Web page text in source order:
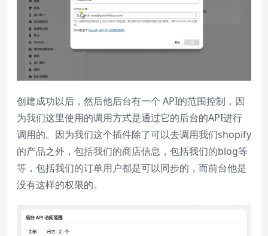
创建成功以后，然后他后台有一个 API的范围控制，因
为我们这里使用的调用方式是通过它的后台的API进行
调用的。因为我们这个插件除了可以去调用我们shopify
的产品之外，包括我们的商店信息，包括我们的blog等
等，包括我们的订单用户都是可以同步的，而前台他是
没有这样的权限的。